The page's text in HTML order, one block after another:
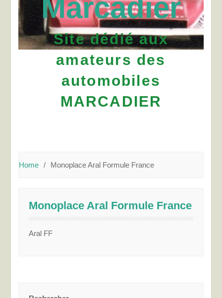
Marcadier
Site dédié aux
amateurs des
automobiles
MARCADIER
Home Monoplace Aral Formule France
Monoplace Aral Formule France
Aral FF